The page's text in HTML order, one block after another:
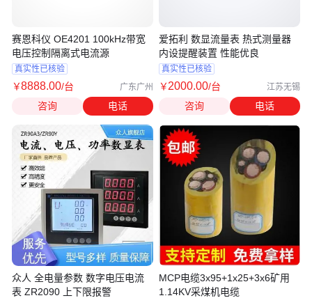
赛恩科仪 OE4201 100kHz带宽
电压控制隔离式电流源
真实性已核验
￥8888.00/台 广东广州
咨询 电话
众人 全电量参数 数字电压电流
表 ZR2090 上下限报警
爱拓利 数显流量表 热式测量器
内设提醒装置 性能优良
真实性已核验
￥2000.00/台 江苏无锡
咨询 电话
MCP电缆3x95+1x25+3x6矿用
1.14KV采煤机电缆